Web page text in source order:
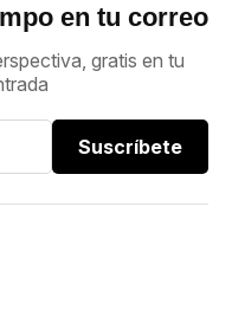
en tu correo
gratis en tu
Suscríbete